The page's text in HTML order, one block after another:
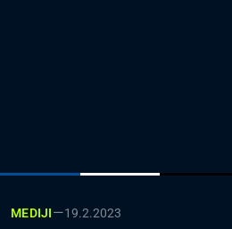
MEDIJI—19.2.2023